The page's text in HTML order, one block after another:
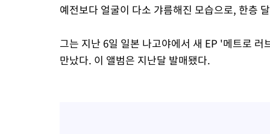
예전보다 얼굴이 다소 갸름해진 모습으로, 한층
그는 지난 6일 일본 나고야에서 새 EP '메트로
만났다. 이 앨범은 지난달 발매됐다.